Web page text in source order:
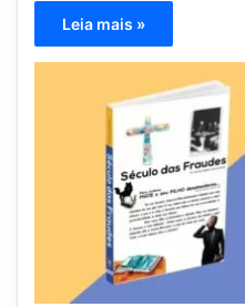
Leia mais »